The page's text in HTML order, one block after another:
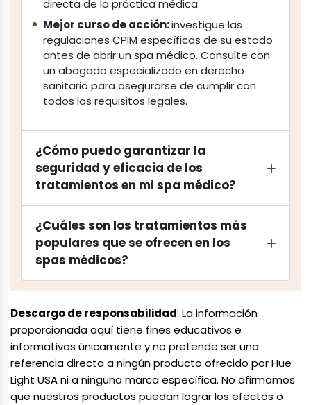
directa de la práctica médica.
Mejor curso de acción:investigue las
regulaciones CPIM específicas de su estado
antes de abrir un spa médico. Consulte con
un abogado especializado en derecho
sanitario para asegurarse de cumplir con
todos los requisitos legales.
¿Cómo puedo garantizar la
seguridad y eficacia de los
tratamientos en mi spa médico?
¿Cuáles son los tratamientos más
populares que se ofrecen en los
spas médicos?
Descargo de responsabilidad: La información
proporcionada aquí tiene fines educativos e
informativos únicamente y no pretende ser una
referencia directa a ningún producto ofrecido por Hue
Light USA ni a ninguna marca específica. No afirmamos
que nuestros productos puedan lograr los efectos o